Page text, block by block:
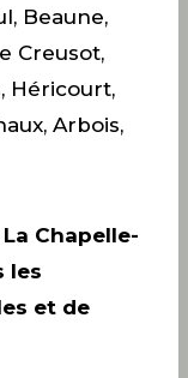
Beaune,
Creusot,
Héricourt,
Arbois,
Chapelle-
les
et de